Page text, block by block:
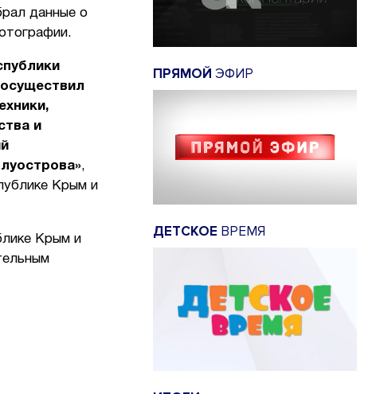
данные о
и
,
Крым и
Крым и
ПРЯМОЙ ЭФИР
ДЕТСКОЕ ВРЕМЯ